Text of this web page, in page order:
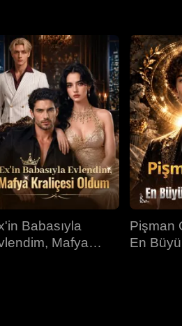
34.bölüm
37.bölüm
40.bölüm
Babasıyla
Mafya
Pişman
En